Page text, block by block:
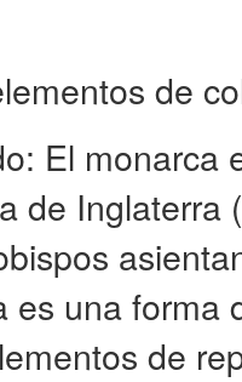
de
El monarca
de Inglaterra
es una forma
de